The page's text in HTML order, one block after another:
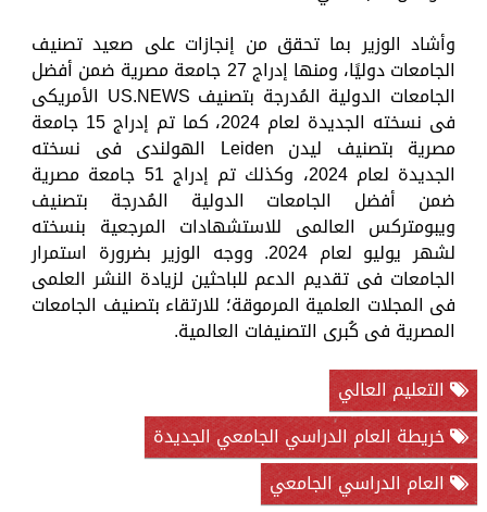
وأشاد الوزير بما تحقق من إنجازات على صعيد تصنيف
الجامعات دوليًا، ومنها إدراج 27 جامعة مصرية ضمن أفضل
الجامعات الدولية المُدرجة بتصنيف US.NEWS الأمريكى
فى نسخته الجديدة لعام 2024، كما تم إدراج 15 جامعة
مصرية بتصنيف ليدن Leiden الهولندى فى نسخته
الجديدة لعام 2024، وكذلك تم إدراج 51 جامعة مصرية
ضمن أفضل الجامعات الدولية المُدرجة بتصنيف
ويبومتركس العالمى للاستشهادات المرجعية بنسخته
لشهر يوليو لعام 2024. ووجه الوزير بضرورة استمرار
الجامعات فى تقديم الدعم للباحثين لزيادة النشر العلمى
فى المجلات العلمية المرموقة؛ للارتقاء بتصنيف الجامعات
المصرية فى كُبرى التصنيفات العالمية.
التعليم العالي
خريطة العام الدراسي الجامعي الجديدة
العام الدراسي الجامعي